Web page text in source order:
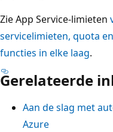
Zie App Service-limieten
servicelimieten, quota
functies in elke laag.
Gerelateerde
Aan de slag met
Azure